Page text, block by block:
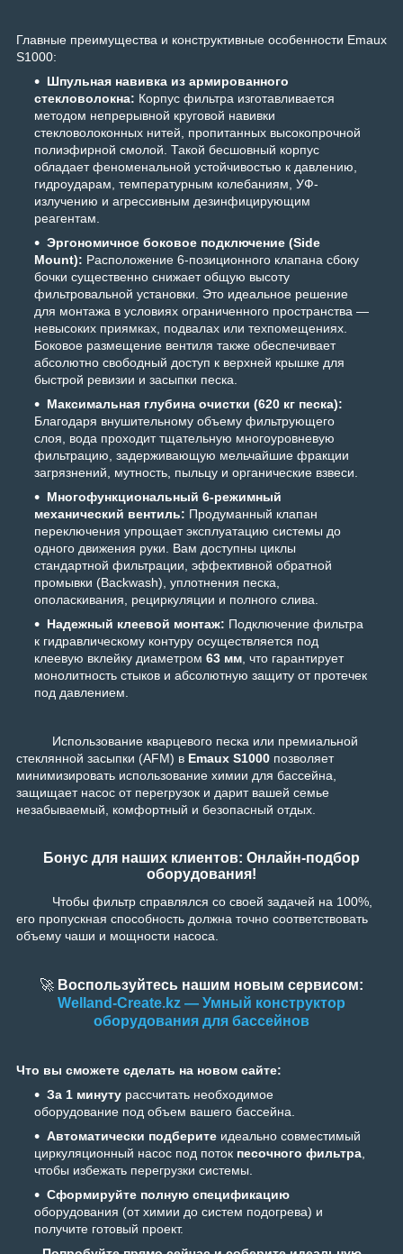
Главные преимущества и конструктивные особенности Emaux
S1000:
Шпульная навивка из армированного
стекловолокна: Корпус фильтра изготавливается
методом непрерывной круговой навивки
стекловолоконных нитей, пропитанных высокопрочной
полиэфирной смолой. Такой бесшовный корпус
обладает феноменальной устойчивостью к давлению,
гидроударам, температурным колебаниям, УФ-
излучению и агрессивным дезинфицирующим
реагентам.
Эргономичное боковое подключение (Side
Mount): Расположение 6-позиционного клапана сбоку
бочки существенно снижает общую высоту
фильтровальной установки. Это идеальное решение
для монтажа в условиях ограниченного пространства —
невысоких приямках, подвалах или техпомещениях.
Боковое размещение вентиля также обеспечивает
абсолютно свободный доступ к верхней крышке для
быстрой ревизии и засыпки песка.
Максимальная глубина очистки (620 кг песка):
Благодаря внушительному объему фильтрующего
слоя, вода проходит тщательную многоуровневую
фильтрацию, задерживающую мельчайшие фракции
загрязнений, мутность, пыльцу и органические взвеси.
Многофункциональный 6-режимный
механический вентиль: Продуманный клапан
переключения упрощает эксплуатацию системы до
одного движения руки. Вам доступны циклы
стандартной фильтрации, эффективной обратной
промывки (Backwash), уплотнения песка,
ополаскивания, рециркуляции и полного слива.
Надежный клеевой монтаж: Подключение фильтра
к гидравлическому контуру осуществляется под
клеевую вклейку диаметром 63 мм, что гарантирует
монолитность стыков и абсолютную защиту от протечек
под давлением.
Использование кварцевого песка или премиальной
стеклянной засыпки (AFM) в Emaux S1000 позволяет
минимизировать использование химии для бассейна,
защищает насос от перегрузок и дарит вашей семье
незабываемый, комфортный и безопасный отдых.
Бонус для наших клиентов: Онлайн-подбор
оборудования!
Чтобы фильтр справлялся со своей задачей на 100%,
его пропускная способность должна точно соответствовать
объему чаши и мощности насоса.
🚀 Воспользуйтесь нашим новым сервисом:
Welland-Create.kz — Умный конструктор
оборудования для бассейнов
Что вы сможете сделать на новом сайте:
За 1 минуту рассчитать необходимое
оборудование под объем вашего бассейна.
Автоматически подберите идеально совместимый
циркуляционный насос под поток песочного фильтра,
чтобы избежать перегрузки системы.
Сформируйте полную спецификацию
оборудования (от химии до систем подогрева) и
получите готовый проект.